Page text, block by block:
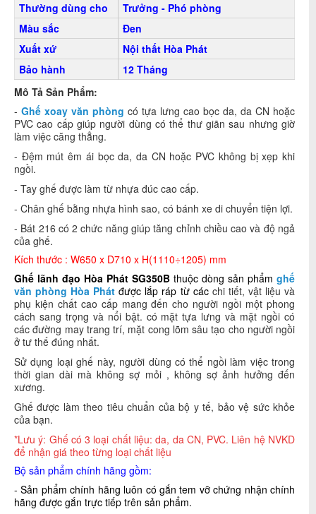
Thường dùng cho
Trưởng - Phó phòng
Màu sắc
Đen
Xuất xứ
Nội thất Hòa Phát
Bảo hành
12 Tháng
Mô Tả Sản Phẩm:
- Ghế xoay văn phòng có tựa lưng cao bọc da, da CN hoặc
PVC cao cấp giúp người dùng có thể thư giãn sau nhưng giờ
làm việc căng thẳng.
- Đệm mút êm ái bọc da, da CN hoặc PVC không bị xẹp khi
ngồi.
- Tay ghế được làm từ nhựa đúc cao cấp.
- Chân ghế bằng nhựa hình sao, có bánh xe di chuyển tiện lợi.
- Bát 216 có 2 chức năng giúp tăng chỉnh chiều cao và độ ngả
của ghế.
Kích thước : W650 x D710 x H(1110÷1205) mm
Ghế lãnh đạo Hòa Phát SG350B thuộc dòng sản phẩm ghế
văn phòng Hòa Phát được lắp ráp từ các chi tiết, vật liệu và
phụ kiện chất cao cấp mang đến cho người ngồi một phong
cách sang trọng và nổi bật. có mặt tựa lưng và mặt ngồi có
các đường may trang trí, mặt cong lõm sâu tạo cho người ngồi
ở tư thế đúng nhất.
Sử dụng loại ghế này, người dùng có thể ngồi làm việc trong
thời gian dài mà không sợ mỏi , không sợ ảnh hưởng đến
xương.
Ghế được làm theo tiêu chuẩn của bộ y tế, bảo vệ sức khỏe
của bạn.
*Lưu ý: Ghế có 3 loại chất liệu: da, da CN, PVC. Liên hệ NVKD
để nhận giá theo từng loại chất liệu
Bộ sản phẩm chính hãng gồm:
- Sản phẩm chính hãng luôn có gắn tem vỡ chứng nhận chính
hãng được gắn trực tiếp trên sản phẩm.